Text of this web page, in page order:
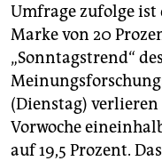
Umfrage zufolge
Marke von 20
„Sonntagstrend“ des
(Dienstag) verlieren
Vorwoche
auf 19,5 Prozent.